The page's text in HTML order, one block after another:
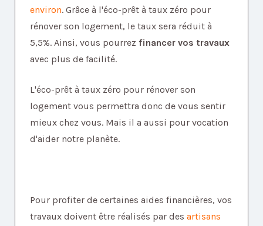
environ. Grâce à l'éco-prêt à taux zéro pour
rénover son logement, le taux sera réduit à
5,5%. Ainsi, vous pourrez financer vos travaux
avec plus de facilité.
L'éco-prêt à taux zéro pour rénover son
logement vous permettra donc de vous sentir
mieux chez vous. Mais il a aussi pour vocation
d'aider notre planète.
Pour profiter de certaines aides financières, vos
travaux doivent être réalisés par des artisans